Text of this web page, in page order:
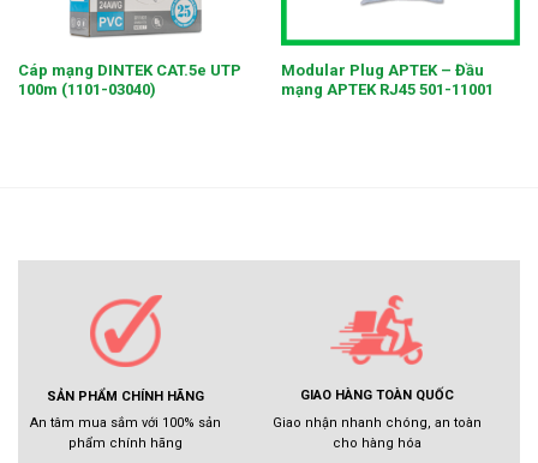
Cáp mạng DINTEK CAT.5e UTP
100m (1101-03040)
Modular Plug APTEK – Đầu
mạng APTEK RJ45 501-11001
SẢN PHẨM CHÍNH HÃNG
An tâm mua sắm với 100% sản
phẩm chính hãng
GIAO HÀNG TOÀN QUỐC
Giao nhận nhanh chóng, an toàn
cho hàng hóa